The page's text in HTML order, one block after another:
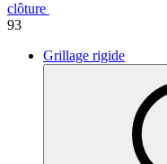
clôture
93
Grillage rigide